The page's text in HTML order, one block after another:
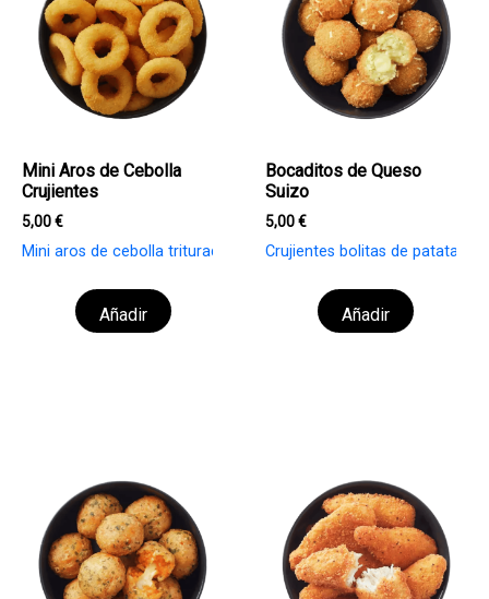
Mini Aros de Cebolla
Crujientes
5,00€
Mini aros de cebolla triturada con un rebozado extra crujiente.
Añadir
Bocaditos de Queso
Suizo
5,00€
Crujientes bolitas de patata
Añadir